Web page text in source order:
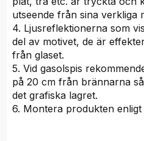
utseende från sina verkliga
4. Ljusreflektionerna som
del av motivet, de är
från glaset.
5. Vid gasolspis
på 20 cm från brännarna
det grafiska lagret.
6. Montera produkten